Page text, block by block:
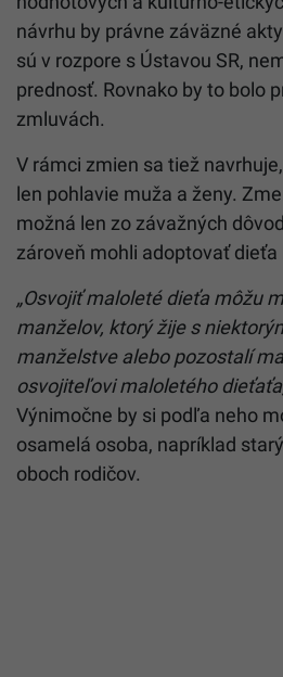
návrhu by právne záväzné
sú v rozpore s Ústavou SR,
prednosť. Rovnako by to bolo
zmluvách.
V rámci zmien sa tiež
len pohlavie muža a ženy.
možná len zo závažných
zároveň mohli adoptovať dieťa
„Osvojiť maloleté dieťa môžu
manželov, ktorý žije s
manželstve alebo pozostalí
osvojiteľovi maloletého
Výnimočne by si podľa neho
osamelá osoba, napríklad
oboch rodičov.